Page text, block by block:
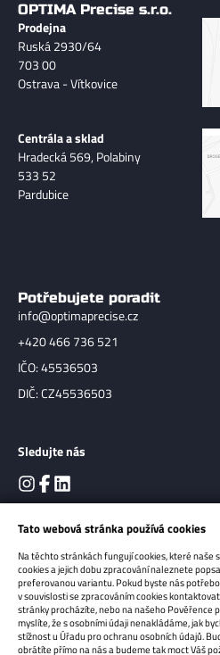
OPTIMA Precise s.r.o.
Prodejna
Ruská 2930/64
703 00
Ostrava - Vítkovice
Centrála a sklad
Hradecká 569, Polabiny
533 52
Pardubice
Potřebujete poradit
info@optimaprecise.cz
+420 466 736 521
IČO: 45536503
DIČ: CZ45536503
Sledujte nás
Copyright 2026OPTIMA Precise
Tato webová stránka používá cookies
Na těchto stránkách fungují cookies, které naše
cookies a jejich dobu zpracování naleznete
preferovanou variantu. Pokud byste nás
v souvislosti se zpracováním cookies
stránky procházíte, nebo na našeho Pověřence
myslíte, že s osobními údaji nenakládáme, jak
stížnost u Úřadu pro ochranu osobních údajů.
obrátíte přímo na nás a budeme tak moct Váš